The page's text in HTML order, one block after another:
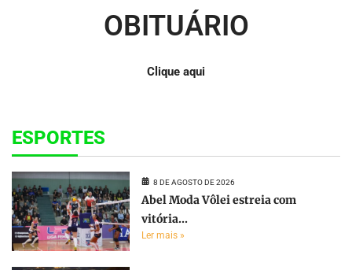
OBITUÁRIO
Clique aqui
ESPORTES
8 DE AGOSTO DE 2026
Abel Moda Vôlei estreia com
vitória...
Ler mais »